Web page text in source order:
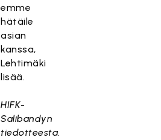
emme
hätäile
asian
kanssa,
Lehtimäki
lisää.
HIFK-
Salibandyn
tiedotteesta.